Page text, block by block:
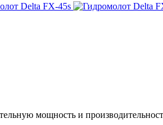
мощность и